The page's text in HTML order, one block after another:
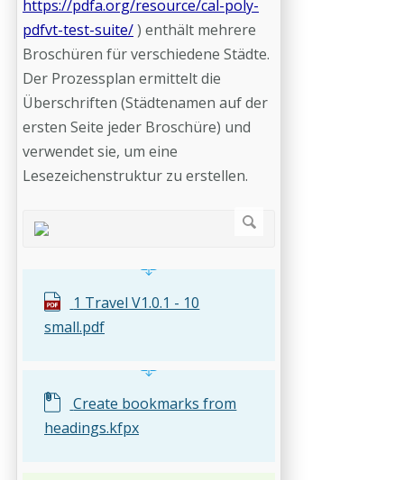
https://pdfa.org/resource/cal-poly-
pdfvt-test-suite/) enthält mehrere
Broschüren für verschiedene Städte.
Der Prozessplan ermittelt die
Überschriften (Städtenamen auf der
ersten Seite jeder Broschüre) und
verwendet sie, um eine
Lesezeichenstruktur zu erstellen.
1 Travel V1.0.1 - 10
small.pdf
Create bookmarks from
headings.kfpx